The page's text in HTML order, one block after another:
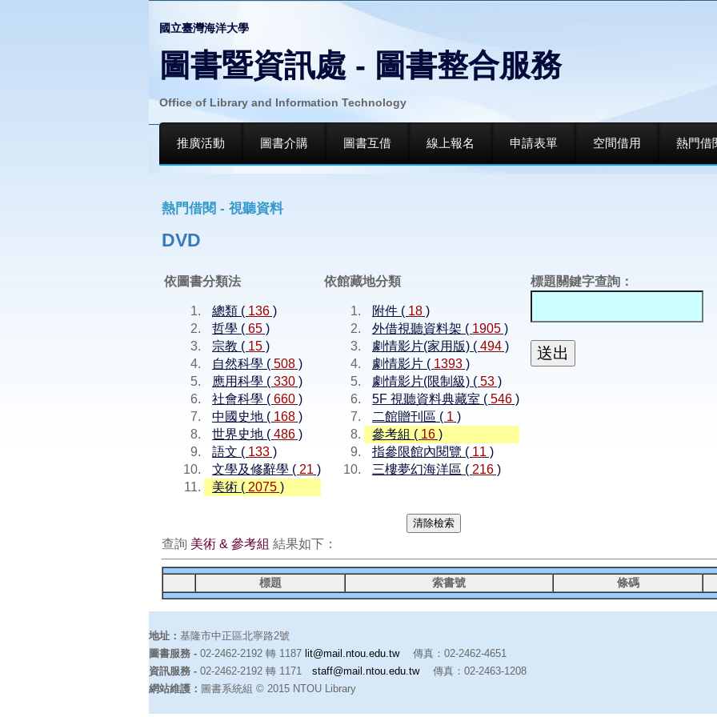
國立臺灣海洋大學
圖書暨資訊處 - 圖書整合服務
Office of Library and Information Technology
推廣活動 圖書介購 圖書互借 線上報名 申請表單 空間借用 熱門借
熱門借閱 - 視聽資料
DVD
依圖書分類法
總類 ( 136 )
哲學 (65 )
宗教 ( 15 )
自然科學 (508 )
應用科學 (330 )
社會科學 (660 )
中國史地 ( 168 )
世界史地 (486 )
語文 ( 133 )
文學及修辭學 ( 21 )
美術 ( 2075 )
依館藏地分類
附件 ( 18 )
外借視聽資料架 ( 1905 )
劇情影片(家用版) (494 )
劇情影片 ( 1393 )
劇情影片(限制級) (53 )
5F 視聽資料典藏室 (546 )
二館贈刊區 ( 1 )
參考組 ( 16 )
指參限館內閱覽 ( 11 )
三樓夢幻海洋區 ( 216 )
標題關鍵字查詢：
查詢 美術 & 參考組 結果如下：
標題 索書號 條碼
地址：基隆市中正區北寧路2號
圖書服務 -02-2462-2192 轉 1187 lit@mail.ntou.edu.tw傳真：02-2462-4651
資訊服務 -02-2462-2192 轉 1171staff@mail.ntou.edu.tw傳真：02-2463-1208
網站維護： 圖書系統組 © 2015 NTOU Library